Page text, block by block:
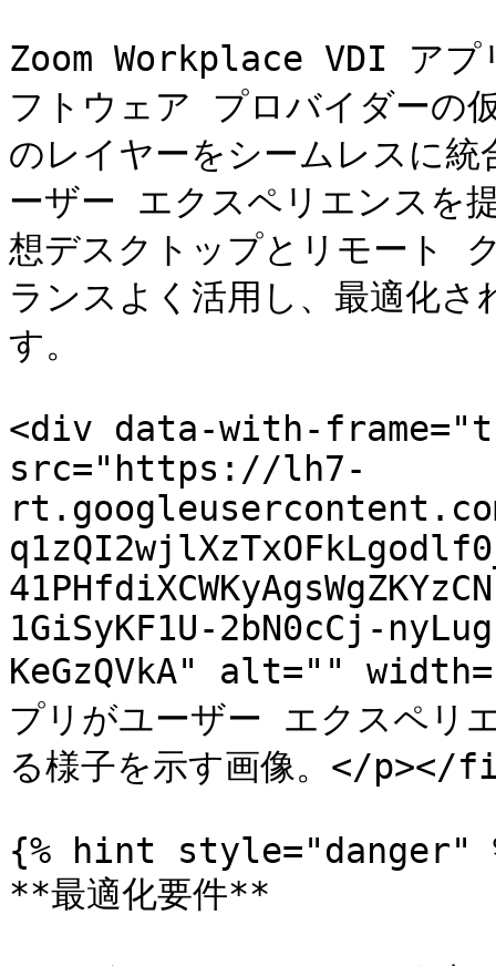
Zoom Workplace VDI アプ
フトウェア プロバイダーの
のレイヤーをシームレスに
ーザー エクスペリエンスを
想デスクトップとリモート
ランスよく活用し、最適化
す。
<div data-with-
src="https://lh7-
1GiSyKF1U-2bN0cCj-
KeGzQVkA" alt=""
プリがユーザー エクスペリ
る様子を示す画像。</
{% hint style="danger"
**最適化要件**